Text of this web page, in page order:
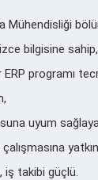
Mühendisliği
bilgisine sahip,
programı
uyum
iş takibi güçlü.